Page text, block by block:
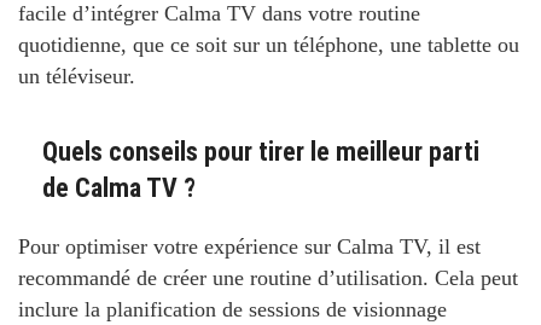
facile d’intégrer Calma TV dans votre routine
quotidienne, que ce soit sur un téléphone, une tablette ou
un téléviseur.
Quels conseils pour tirer le meilleur parti
de Calma TV ?
Pour optimiser votre expérience sur Calma TV, il est
recommandé de créer une routine d’utilisation. Cela peut
inclure la planification de sessions de visionnage